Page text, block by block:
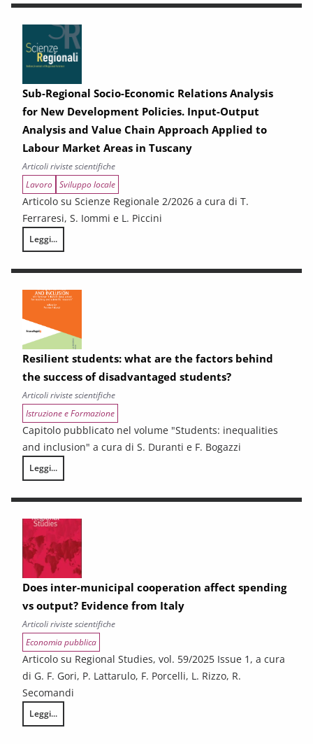
Sub-Regional Socio-Economic Relations Analysis
for New Development Policies. Input-Output
Analysis and Value Chain Approach Applied to
Labour Market Areas in Tuscany
Articoli riviste scientifiche
Lavoro Sviluppo locale
Articolo su Scienze Regionale 2/2026 a cura di T.
Ferraresi, S. Iommi e L. Piccini
Leggi...
Sub-Regional Socio-Economic Relations Analysis for New
Resilient students: what are the factors behind
the success of disadvantaged students?
Articoli riviste scientifiche
Istruzione e Formazione
Capitolo pubblicato nel volume "Students: inequalities
and inclusion" a cura di S. Duranti e F. Bogazzi
Leggi...
Resilient students: what are the factors behind the success of
Does inter-municipal cooperation affect spending
vs output? Evidence from Italy
Articoli riviste scientifiche
Economia pubblica
Articolo su Regional Studies, vol. 59/2025 Issue 1, a cura
di G. F. Gori, P. Lattarulo, F. Porcelli, L. Rizzo, R.
Secomandi
Leggi...
Does inter-municipal cooperation affect spending vs output? Evidence